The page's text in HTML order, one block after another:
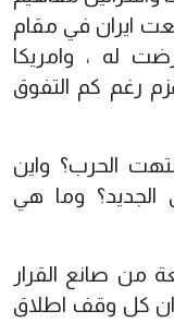
ايران في مقام
له ، وامريكا
رغم كم التفوق
الحرب؟ واين
الجديد؟ وما هي
من صانع القرار
ان كل وقف اطلاق